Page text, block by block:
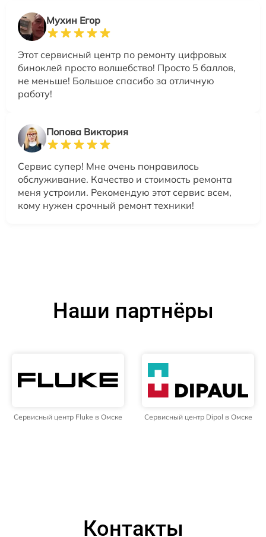
Мухин Егор
Этот сервисный центр по ремонту цифровых
биноклей просто волшебство! Просто 5 баллов,
не меньше! Большое спасибо за отличную
работу!
Попова Виктория
Сервис супер! Мне очень понравилось
обслуживание. Качество и стоимость ремонта
меня устроили. Рекомендую этот сервис всем,
кому нужен срочный ремонт техники!
Наши партнёры
Сервисный центр Fluke в Омске Сервисный центр Dipol в Омске
Контакты